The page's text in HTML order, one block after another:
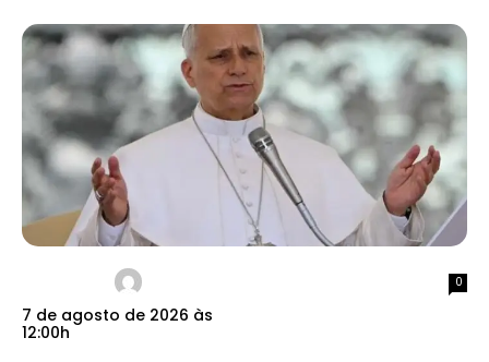
7 de agosto de 2026 às
12:00h
0